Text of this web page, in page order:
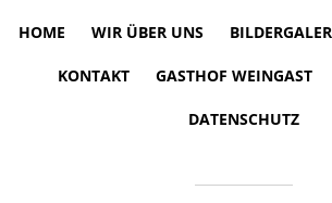
HOME WIR ÜBER UNS
KONTAKT GASTHOF WEINGAST
DATENSCHUTZ